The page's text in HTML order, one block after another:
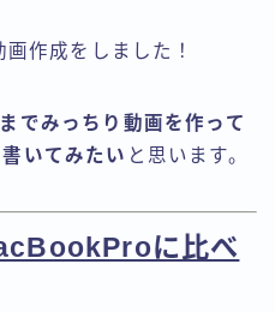
作成をしました！
でみっちり動画を作って
いてみたい と思います。
に比べ